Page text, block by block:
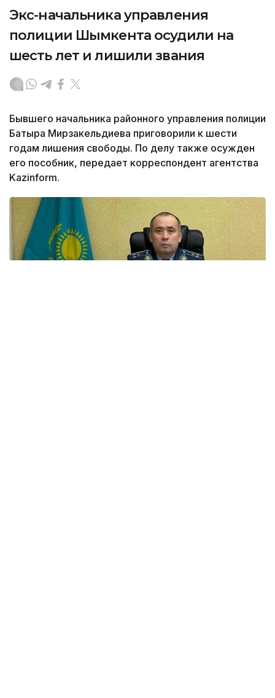
Экс-начальника управления
полиции Шымкента осудили на
шесть лет и лишили звания
Бывшего начальника районного управления полиции
Батыра Мирзакельдиева приговорили к шести
годам лишения свободы. По делу также осужден
его пособник, передает корреспондент агентства
Kazinform.